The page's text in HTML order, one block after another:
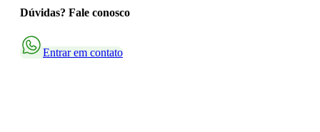
Dúvidas? Fale conosco
Entrar em contato